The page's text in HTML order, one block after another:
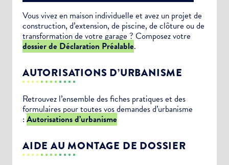
Vous vivez en maison individuelle et avez un projet de
construction, d’extension, de piscine, de clôture ou de
transformation de votre garage ? Composez votre
dossier de Déclaration Préalable.
AUTORISATIONS D’URBANISME
Retrouvez l’ensemble des fiches pratiques et des
formulaires pour toutes vos demandes d’urbanisme
: Autorisations d’urbanisme
AIDE AU MONTAGE DE DOSSIER